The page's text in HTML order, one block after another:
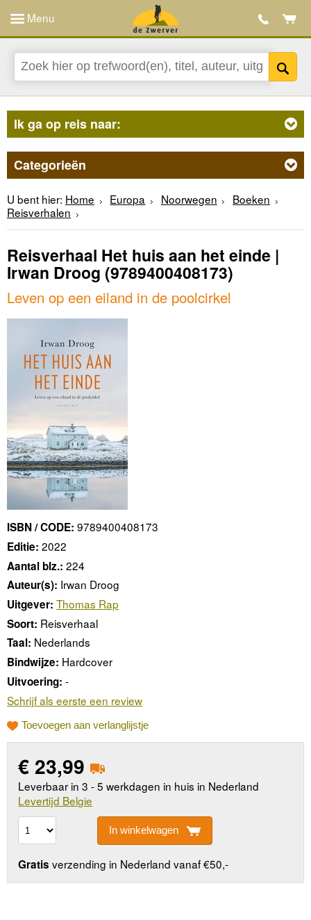
Menu
Ik ga op reis naar:
Categorieën
U bent hier: Home Europa Noorwegen
Boeken
Reisverhalen
Reisverhaal Het huis aan het einde |
Irwan Droog (9789400408173)
Leven op een eiland in de poolcirkel
ISBN / CODE: 9789400408173
Editie: 2022
Aantal blz.: 224
Auteur(s): Irwan Droog
Uitgever: Thomas Rap
Soort: Reisverhaal
Taal: Nederlands
Bindwijze: Hardcover
Uitvoering: -
Schrijf als eerste een review
Toevoegen aan verlanglijstje
€ 23,99
Leverbaar in 3 - 5 werkdagen in huis in Nederland
Levertijd Belgie
In winkelwagen
Gratis verzending in Nederland vanaf €50,-